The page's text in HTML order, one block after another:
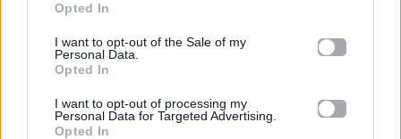
Opted In
I want to opt-out of the Sale of my
Personal Data.
Opted In
I want to opt-out of processing my
Personal Data for Targeted Advertising.
Opted In
Να γίνω δικιά σου
Κάτι υπάρχει ανάμεσά μας μαγικό
Ζήτα μου ό,τι θέλεις τώρα
Δε θα τ’ αρνηθώ